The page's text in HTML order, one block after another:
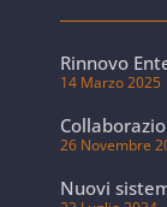
Rinnovo
14 Marzo 2025
26 Novembre
Nuovi